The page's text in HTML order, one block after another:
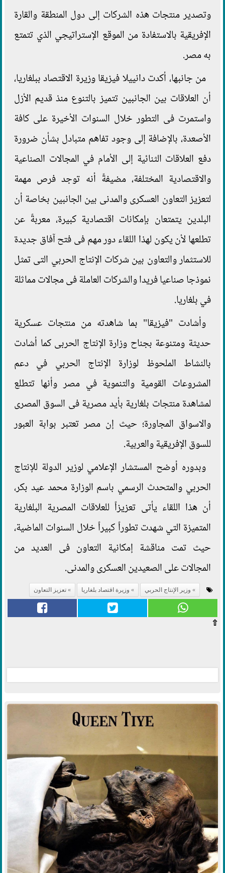
وتصدير منتجات هذه الشركات إلى دول المنطقة والقارة
الإفريقية بالاستفادة من الموقع الإستراتيجي الذي تتمتع
به مصر.
من جانبها، أكدت دانييلا فيزيقا وزيرة الاقتصاد ببلغاريا،
أن العلاقات بين الجانبين تتميز بالتنوع منذ قديم الأزل
واستمرت فى التطور خلال السنوات الأخيرة على كافة
الأصعدة، بالإضافة إلى وجود تفاهم متبادل بشأن ضرورة
دفع العلاقات الثنائية إلى الأمام في المجالات الصناعية
والاقتصادية المختلفة، مضيفةً أنه توجد فرص مهمة
لتعزيز التعاون العسكرى والمدنى بين الجانبين بخاصة أن
البلدين يتمتعان بإمكانات اقتصادية كبيرة، معربةً عن
تطلعها لأن يكون لهذا اللقاء دور مهم فى فتح آفاق جديدة
للاستثمار والتعاون بين شركات الإنتاج الحربي التى تمثل
نموذجا صناعيا فريدا والشركات العاملة فى مجالات مماثلة
في بلغاريا.
وأشادت "فيزيقا" بما شاهدته من منتجات عسكرية
حديثة ومتنوعة بجناح وزارة الإنتاج الحربى كما أشادت
بالنشاط الملحوظ لوزارة الإنتاج الحربي في دعم
المشروعات القومية والتنموية في مصر وأنها تتطلع
لمشاهدة منتجات بلغارية بأيد مصرية فى السوق المصرى
والاسواق المجاورة؛ حيث إن مصر تعتبر بوابة العبور
للسوق الإفريقية والعربية.
وبدوره أوضح المستشار الإعلامي لوزير الدولة للإنتاج
الحربي والمتحدث الرسمي باسم الوزارة محمد عيد بكر،
أن هذا اللقاء يأتى تعزيزاً للعلاقات المصرية البلغارية
المتميزة التي شهدت تطوراً كبيراً خلال السنوات الماضية،
حيث تمت مناقشة إمكانية التعاون فى العديد من
المجالات على الصعيدين العسكرى والمدنى.
وزير الإنتاج الحربي وزيرة اقتصاد بلغاريا تعزيز التعاون
⇧